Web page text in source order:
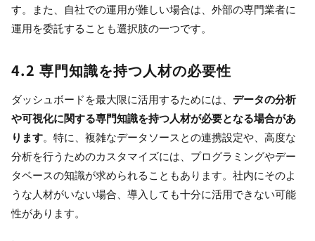
す。また、自社での運用が難しい場合は、外部の専門業者に
運用を委託することも選択肢の一つです。
4.2 専門知識を持つ人材の必要性
ダッシュボードを最大限に活用するためには、 データの分析
や可視化に関する専門知識を持つ人材が必要となる場合があ
ります。特に、複雑なデータソースとの連携設定や、高度な
分析を行うためのカスタマイズには、プログラミングやデー
タベースの知識が求められることもあります。社内にそのよ
うな人材がいない場合、導入しても十分に活用できない可能
性があります。